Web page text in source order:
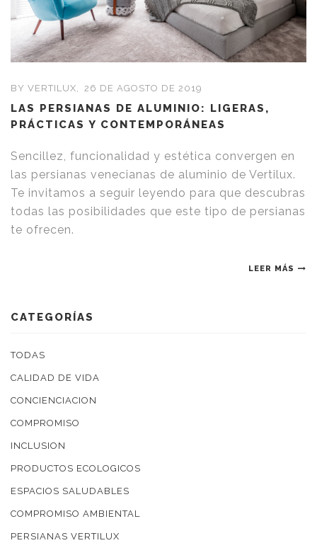
BY VERTILUX, 26 DE AGOSTO DE 2019
LAS PERSIANAS DE ALUMINIO: LIGERAS,
PRÁCTICAS Y CONTEMPORÁNEAS
Sencillez, funcionalidad y estética convergen en
las persianas venecianas de aluminio de Vertilux.
Te invitamos a seguir leyendo para que descubras
todas las posibilidades que este tipo de persianas
te ofrecen.
LEER MÁS
CATEGORÍAS
TODAS
CALIDAD DE VIDA
CONCIENCIACION
COMPROMISO
INCLUSION
PRODUCTOS ECOLOGICOS
ESPACIOS SALUDABLES
COMPROMISO AMBIENTAL
PERSIANAS VERTILUX